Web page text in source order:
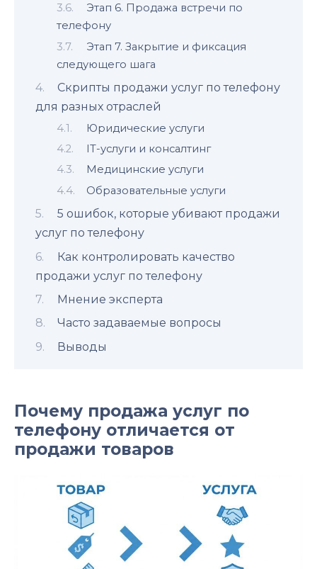
Этап 6. Продажа встречи по
телефону
Этап 7. Закрытие и фиксация
следующего шага
Скрипты продажи услуг по телефону
для разных отраслей
Юридические услуги
IT-услуги и консалтинг
Медицинские услуги
Образовательные услуги
5 ошибок, которые убивают продажи
услуг по телефону
Как контролировать качество
продажи услуг по телефону
Мнение эксперта
Часто задаваемые вопросы
Выводы
Почему продажа услуг по
телефону отличается от
продажи товаров